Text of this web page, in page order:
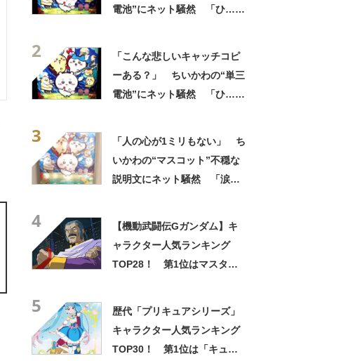
電池”にネット騒然 「ひ…人
2
「こんな悲しいキャッチコピ
ーある？」 ちいかわの“単三
電池”にネット騒然 「ひ…人
3
「人の心が1ミリもない」 ち
いかわの“マスコット”不穏な
説明文にネット騒然 「涙し
4
【機動武闘伝Gガンダム】キ
ャラクター人気ランキング
TOP28！ 第1位はマスタ
5
歴代「プリキュアシリーズ」
キャラクター人気ランキング
TOP30！ 第1位は「キュア